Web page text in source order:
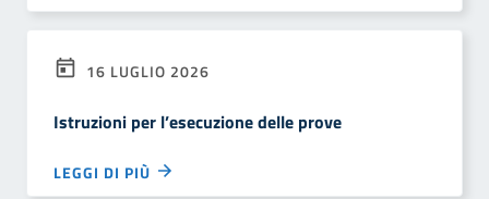
16 LUGLIO 2026
Istruzioni per l’esecuzione delle prove
LEGGI DI PIÙ